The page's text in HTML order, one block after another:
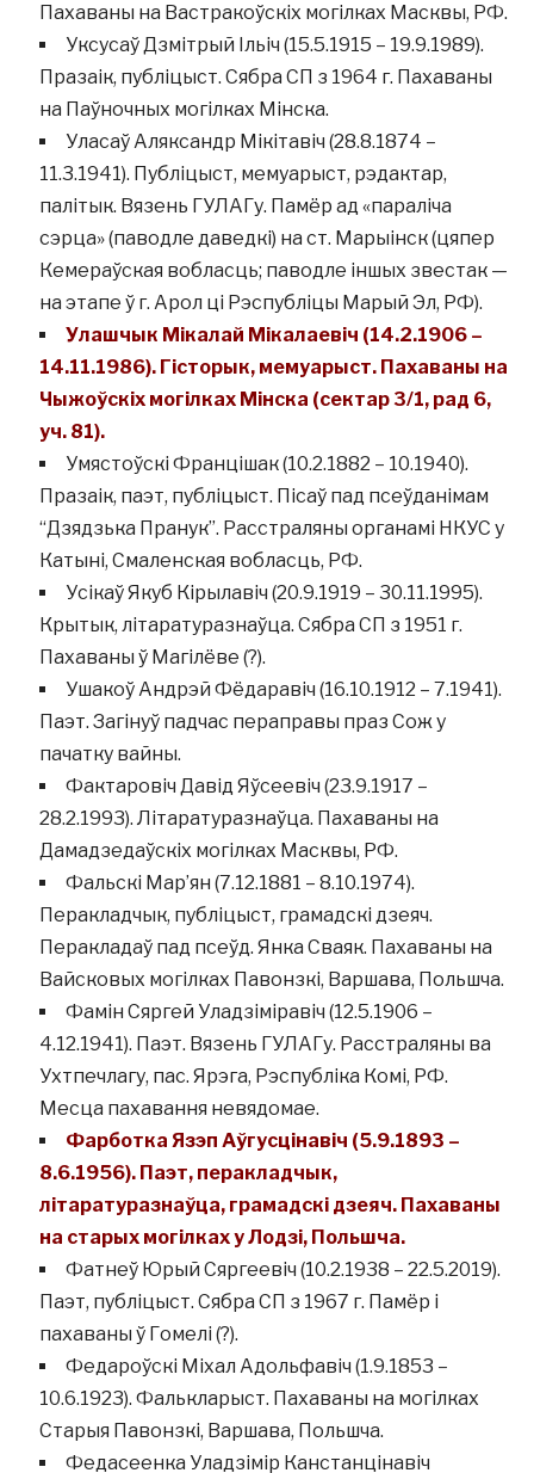
Пахаваны на Вастракоўскіх могілках Масквы, РФ.
Уксусаў Дзмітрый Ільіч (15.5.1915 – 19.9.1989).
Празаік, публіцыст. Сябра СП з 1964 г. Пахаваны
на Паўночных могілках Мінска.
Уласаў Аляксандр Мікітавіч (28.8.1874 –
11.3.1941). Публіцыст, мемуарыст, рэдактар,
палітык. Вязень ГУЛАГу. Памёр ад «параліча
сэрца» (паводле даведкі) на ст. Марыінск (цяпер
Кемераўская вобласць; паводле іншых звестак —
на этапе ў г. Арол ці Рэспубліцы Марый Эл, РФ).
Улашчык Мікалай Мікалаевіч (14.2.1906 –
14.11.1986). Гісторык, мемуарыст. Пахаваны на
Чыжоўскіх могілках Мінска (сектар 3/1, рад 6,
уч. 81).
Умястоўскі Францішак (10.2.1882 – 10.1940).
Празаік, паэт, публіцыст. Пісаў пад псеўданімам
“Дзядзька Пранук”. Расстраляны органамі НКУС у
Катыні, Смаленская вобласць, РФ.
Усікаў Якуб Кірылавіч (20.9.1919 – 30.11.1995).
Крытык, літаратуразнаўца. Сябра СП з 1951 г.
Пахаваны ў Магілёве (?).
Ушакоў Андрэй Фёдаравіч (16.10.1912 – 7.1941).
Паэт. Загінуў падчас пераправы праз Сож у
пачатку вайны.
Фактаровіч Давід Яўсеевіч (23.9.1917 –
28.2.1993). Літаратуразнаўца. Пахаваны на
Дамадзедаўскіх могілках Масквы, РФ.
Фальскі Мар’ян (7.12.1881 – 8.10.1974).
Перакладчык, публіцыст, грамадскі дзеяч.
Перакладаў пад псеўд. Янка Сваяк. Пахаваны на
Вайсковых могілках Павонзкі, Варшава, Польшча.
Фамін Сяргей Уладзіміравіч (12.5.1906 –
4.12.1941). Паэт. Вязень ГУЛАГу. Расстраляны ва
Ухтпечлагу, пас. Ярэга, Рэспубліка Комі, РФ.
Месца пахавання невядомае.
Фарботка Язэп Аўгусцінавіч (5.9.1893 –
8.6.1956). Паэт, перакладчык,
літаратуразнаўца, грамадскі дзеяч. Пахаваны
на старых могілках у Лодзі, Польшча.
Фатнеў Юрый Сяргеевіч (10.2.1938 – 22.5.2019).
Паэт, публіцыст. Сябра СП з 1967 г. Памёр і
пахаваны ў Гомелі (?).
Федароўскі Міхал Адольфавіч (1.9.1853 –
10.6.1923). Фалькларыст. Пахаваны на могілках
Старыя Павонзкі, Варшава, Польшча.
Федасеенка Уладзімір Канстанцінавіч